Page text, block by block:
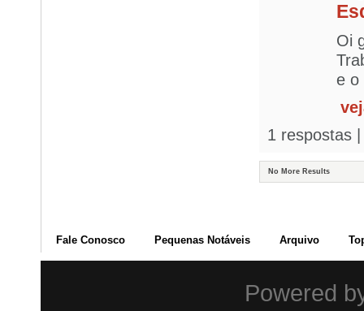
Oi
e o
1 respostas
No More Results
Fale Conosco Pequenas Notáveis Arquivo
Powered